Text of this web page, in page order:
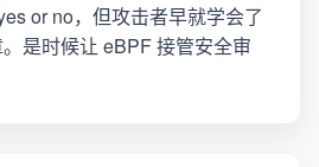
or no，但攻击者早就学会了
是时候让 eBPF 接管安全审